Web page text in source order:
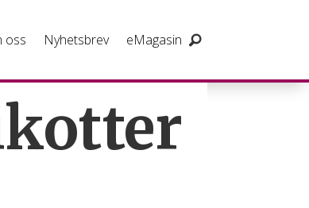
oss Nyhetsbrev eMagasin